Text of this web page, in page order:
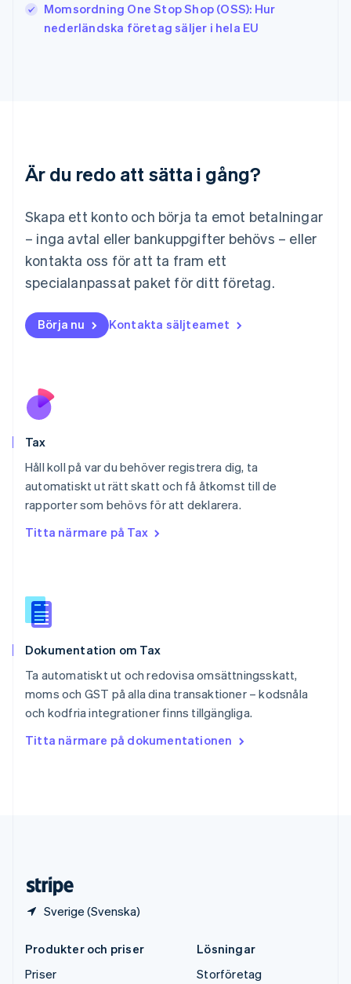
Momsordning One Stop Shop (OSS): Hur
nederländska företag säljer i hela EU
Är du redo att sätta i gång?
Skapa ett konto och börja ta emot betalningar
– inga avtal eller bankuppgifter behövs – eller
kontakta oss för att ta fram ett
specialanpassat paket för ditt företag.
Börja nu Kontakta säljteamet
Tax
Håll koll på var du behöver registrera dig, ta
automatiskt ut rätt skatt och få åtkomst till de
rapporter som behövs för att deklarera.
Titta närmare på Tax
Dokumentation om Tax
Ta automatiskt ut och redovisa omsättningsskatt,
moms och GST på alla dina transaktioner – kodsnåla
och kodfria integrationer finns tillgängliga.
Titta närmare på dokumentationen
Sverige (Svenska)
EnglishFrançais
Kroatien
FrançaisDeutschEnglish
Malta
English
Mexiko
Español English
Nederländerna
Norge
English
English
Portugal
Schweiz
DeutschFrançaisItalianoEnglish
Singapore
Slovakien
Spanien
Español
English
Sverige
Thailand
ไทยEnglish
English
Produkter och priser
Priser
Lösningar
Storföretag